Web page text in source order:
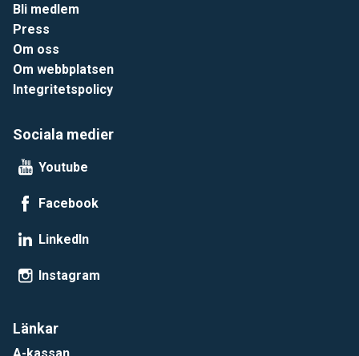
Bli medlem
Press
Om oss
Om webbplatsen
Integritetspolicy
Sociala medier
Youtube
Facebook
LinkedIn
Instagram
Länkar